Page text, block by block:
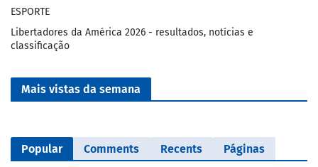
ESPORTE
Libertadores da América 2026 - resultados, notícias e
classificação
Mais vistas da semana
Popular Comments Recents Páginas